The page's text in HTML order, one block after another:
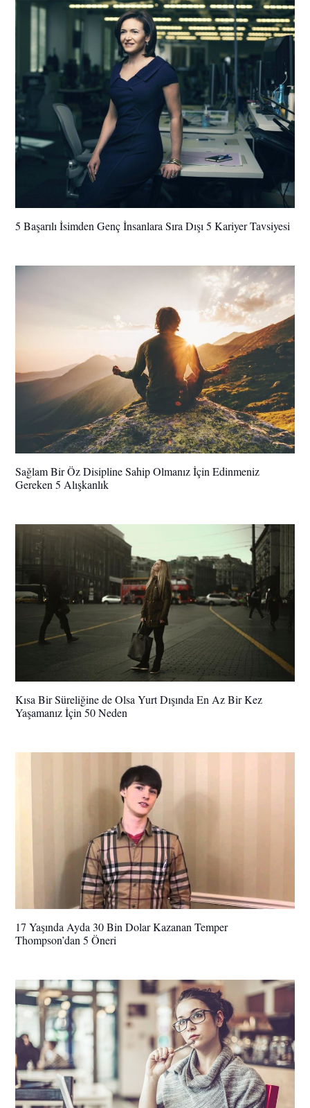
5 Başarılı İsimden Genç İnsanlara Sıra Dışı 5 Kariyer Tavsiyesi
Sağlam Bir Öz Disipline Sahip Olmanız İçin Edinmeniz
Gereken 5 Alışkanlık
Kısa Bir Süreliğine de Olsa Yurt Dışında En Az Bir Kez
Yaşamanız İçin 50 Neden
17 Yaşında Ayda 30 Bin Dolar Kazanan Temper
Thompson’dan 5 Öneri